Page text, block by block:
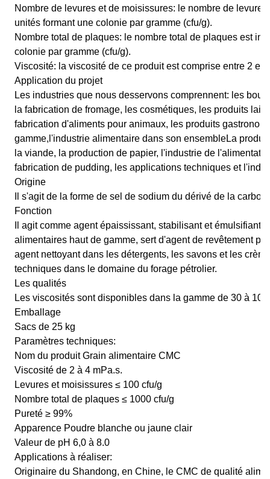
Nombre de levures et de moisissures: le nombre de
unités formant une colonie par gramme (cfu/g).
Nombre total de plaques: le nombre total de plaques est
colonie par gramme (cfu/g).
Viscosité: la viscosité de ce produit est comprise entre 2 et
Application du projet
Les industries que nous desservons comprennent: les
la fabrication de fromage, les cosmétiques, les produits
fabrication d'aliments pour animaux, les produits
gamme,l'industrie alimentaire dans son ensembleLa
la viande, la production de papier, l'industrie de
fabrication de pudding, les applications techniques et
Origine
Il s'agit de la forme de sel de sodium du dérivé de la
Fonction
Il agit comme agent épaississant, stabilisant et émulsifiant
alimentaires haut de gamme, sert d'agent de revêtement
agent nettoyant dans les détergents, les savons et les
techniques dans le domaine du forage pétrolier.
Les qualités
Les viscosités sont disponibles dans la gamme de 30 à 10
Emballage
Sacs de 25 kg
Paramètres techniques:
Nom du produit Grain alimentaire CMC
Viscosité de 2 à 4 mPa.s.
Levures et moisissures ≤ 100 cfu/g
Nombre total de plaques ≤ 1000 cfu/g
Pureté ≥ 99%
Apparence Poudre blanche ou jaune clair
Valeur de pH 6,0 à 8.0
Applications à réaliser:
Originaire du Shandong, en Chine, le CMC de qualité